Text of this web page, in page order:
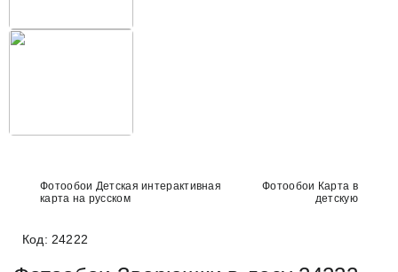
Фотообои Детская интерактивная
карта на русском
Фотообои Карта в
детскую
Код: 24222